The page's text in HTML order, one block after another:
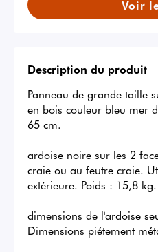
Voir
Description du produit
Panneau de grande taille
en bois couleur bleu mer
65 cm.
ardoise noire sur les 2
craie ou au feutre craie.
extérieure. Poids : 15,8 kg.
dimensions de l'ardoise
Dimensions piétement